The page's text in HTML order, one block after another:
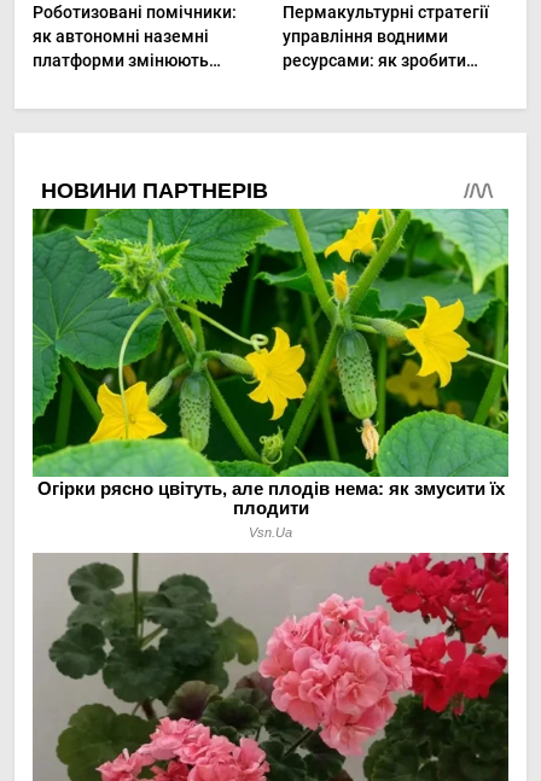
Роботизовані помічники:
як автономні наземні
платформи змінюють
овочами
Пермакультурні стратегії
управління водними
ресурсами: як зробити
до посухи